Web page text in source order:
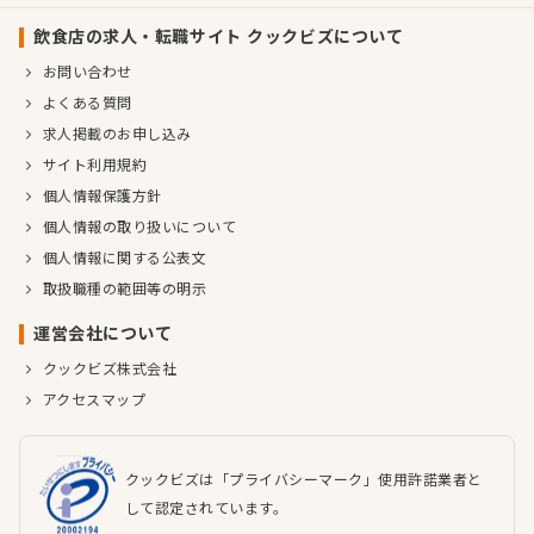
飲食店の求人・転職サイト クックビズについて
お問い合わせ
よくある質問
求人掲載のお申し込み
サイト利用規約
個人情報保護方針
個人情報の取り扱いについて
個人情報に関する公表文
取扱職種の範囲等の明示
運営会社について
クックビズ株式会社
アクセスマップ
クックビズは「プライバシーマーク」使用許諾業者と
して認定されています。